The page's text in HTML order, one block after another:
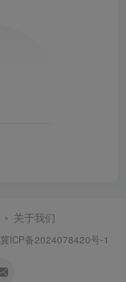
关于我们
冀ICP备2024078420号-1